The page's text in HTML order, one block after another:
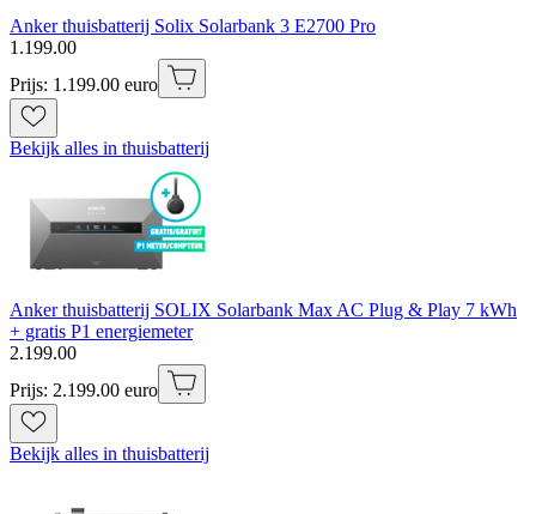
Anker thuisbatterij Solix Solarbank 3 E2700 Pro
1 .199.00
Prijs: 1.199.00 euro
Bekijk alles in thuisbatterij
Anker thuisbatterij SOLIX Solarbank Max AC Plug & Play 7 kWh
+ gratis P1 energiemeter
2.199.00
Prijs: 2.199.00 euro
Bekijk alles in thuisbatterij